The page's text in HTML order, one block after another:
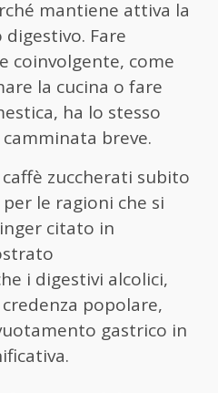
mantiene attiva la
Fare
coinvolgente, come
la cucina o fare
ha lo stesso
breve.
zuccherati subito
le ragioni che si
citato in
i digestivi alcolici,
popolare,
gastrico in